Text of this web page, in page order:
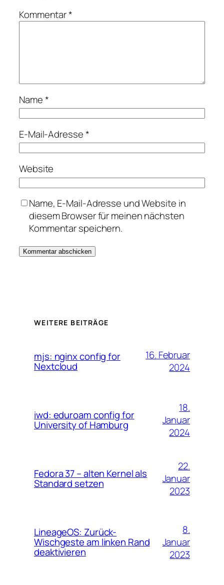
Kommentar*
Name*
E-Mail-Adresse*
Website
Name, E-Mail-Adresse und Website in
diesem Browser für meinen nächsten
Kommentar speichern.
WEITERE BEITRÄGE
mjs: nginx config for
Nextcloud
16. Februar
2024
iwd: eduroam config for
University of Hamburg
18.
Januar
2024
Fedora 37 – alten Kernel als
Standard setzen
22.
Januar
2023
LineageOS: Zurück-
Wischgeste am linken Rand
deaktivieren
8.
Januar
2023